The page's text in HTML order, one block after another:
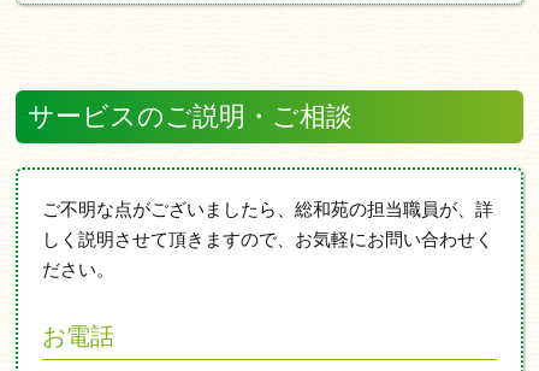
サービスのご説明・ご相談
ご不明な点がございましたら、総和苑の担当職員が、詳
しく説明させて頂きますので、お気軽にお問い合わせく
ださい。
お電話